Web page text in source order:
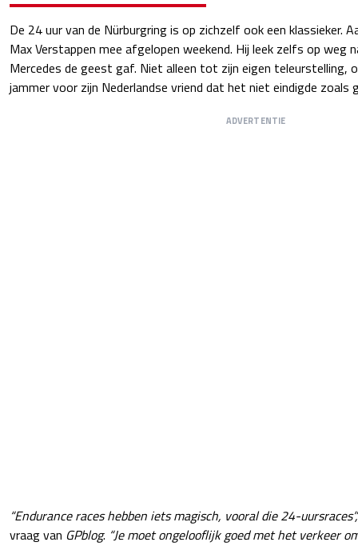
De 24 uur van de Nürburgring is op zichzelf ook een klassieker.
Max Verstappen mee afgelopen weekend. Hij leek zelfs op
Mercedes de geest gaf. Niet alleen tot zijn eigen teleurstelling,
jammer voor zijn Nederlandse vriend dat het niet eindigde zoals
ADVERTENTIE
“Endurance races hebben iets magisch, vooral die 24-uursraces”,
vraag van GPblog. “Je moet ongelooflijk goed met het verkeer